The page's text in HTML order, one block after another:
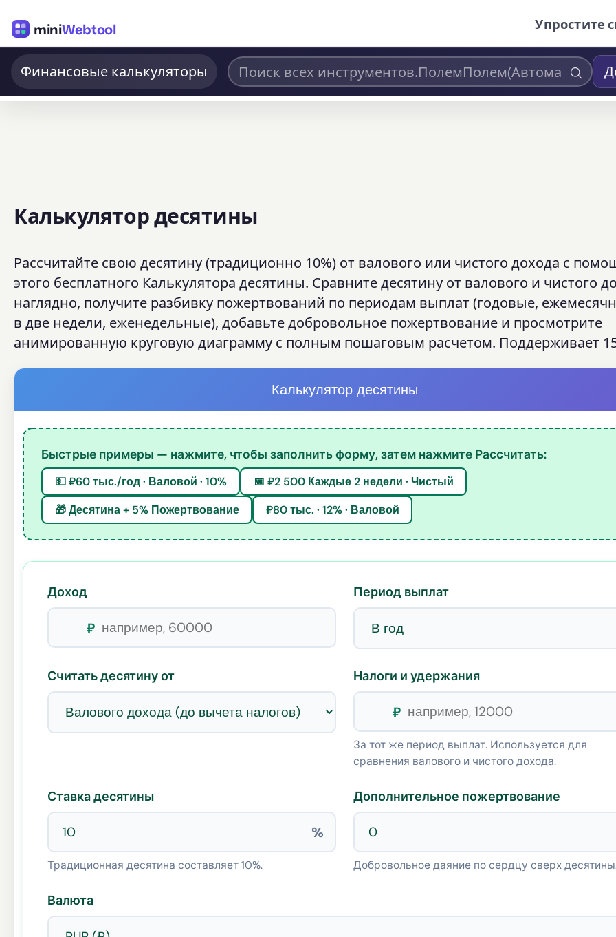
miniWebtool Упростите
Финансовые калькуляторы
Калькулятор десятины
Рассчитайте свою десятину (традиционно 10%) от валового или чистого дохода с
этого бесплатного Калькулятора десятины. Сравните десятину от валового и чистого
наглядно, получите разбивку пожертвований по периодам выплат (годовые,
в две недели, еженедельные), добавьте добровольное пожертвование и просмотрите
анимированную круговую диаграмму с полным пошаговым расчетом. Поддерживает
Калькулятор десятины
Быстрые примеры — нажмите, чтобы заполнить форму, затем нажмите Рассчитать:
💵 ₽60 тыс./год · Валовой · 10%
📅 ₽2 500 Каждые 2 недели · Чистый
🎁 Десятина + 5% Пожертвование
₽80 тыс. · 12% · Валовой
Доход
₽
Период выплат
Считать десятину от Налоги и удержания
₽
За тот же период выплат. Используется для
сравнения валового и чистого дохода.
Ставка десятины
%
Традиционная десятина составляет 10%.
Дополнительное пожертвование
Добровольное даяние по сердцу сверх
Валюта